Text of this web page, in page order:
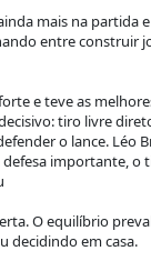
mais na partida
entre construir
e teve as
tiro livre
o lance. Léo
importante, o
O equilíbrio
decidindo em casa.